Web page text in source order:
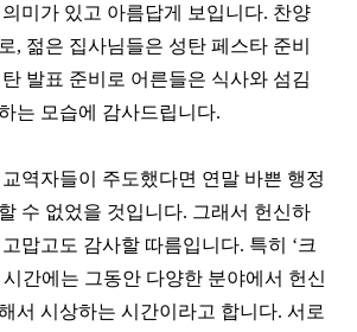
의미가 있고 아름답게 보입니다. 찬양
, 젊은 집사님들은 성탄 페스타 준비
발표 준비로 어른들은 식사와 섬김
는 모습에 감사드립니다.
역자들이 주도했다면 연말 바쁜 행정
수 없었을 것입니다. 그래서 헌신하
맙고도 감사할 따름입니다. 특히 ‘크
시간에는 그동안 다양한 분야에서 헌신
서 시상하는 시간이라고 합니다.서로